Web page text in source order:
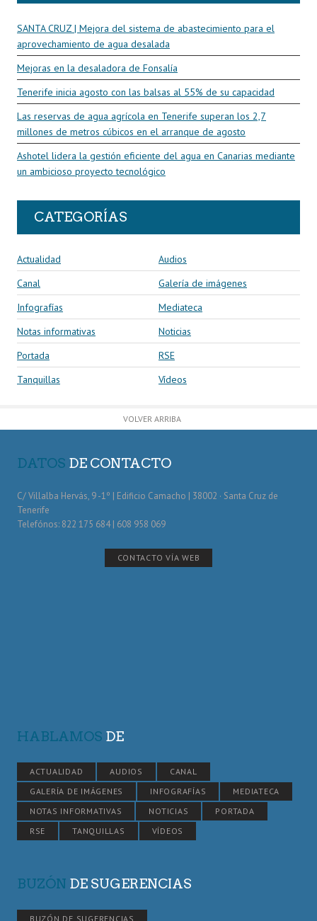
SANTA CRUZ | Mejora del sistema de abastecimiento para el
aprovechamiento de agua desalada
Mejoras en la desaladora de Fonsalía
Tenerife inicia agosto con las balsas al 55% de su capacidad
Las reservas de agua agrícola en Tenerife superan los 2,7
millones de metros cúbicos en el arranque de agosto
Ashotel lidera la gestión eficiente del agua en Canarias mediante
un ambicioso proyecto tecnológico
CATEGORÍAS
Actualidad
Audios
Canal
Galería de imágenes
Infografías
Mediateca
Notas informativas
Noticias
Portada
RSE
Tanquillas
Vídeos
VOLVER ARRIBA
DATOS DE CONTACTO
C/ Villalba Hervás, 9 -1º | Edificio Camacho | 38002 · Santa Cruz de
Tenerife
Telefónos: 822 175 684 | 608 958 069
CONTACTO VÍA WEB
HABLAMOS DE
ACTUALIDAD AUDIOS
CANAL
GALERÍA DE IMÁGENES
INFOGRAFÍAS
MEDIATECA
NOTAS INFORMATIVAS
NOTICIAS
PORTADA
RSE
TANQUILLAS VÍDEOS
BUZÓN DE SUGERENCIAS
BUZÓN DE SUGERENCIAS